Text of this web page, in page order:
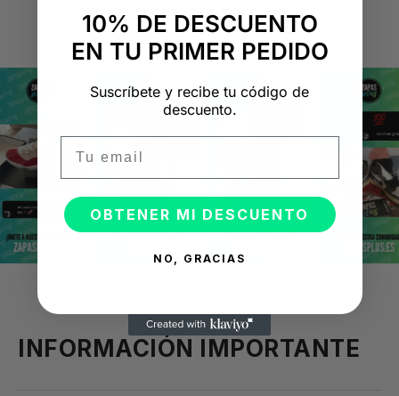
NOSOTROS
"Consulta nuestras reseñas y compruébalo tú mismo"
INFORMACIÓN IMPORTANTE
10% DE DESCUENTO
EN TU PRIMER PEDIDO
Suscríbete y recibe tu código de
descuento.
OBTENER MI DESCUENTO
NO, GRACIAS